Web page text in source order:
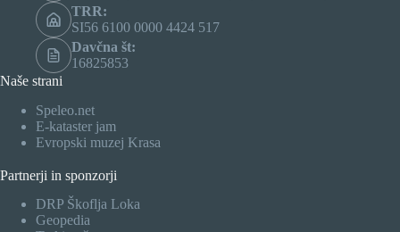
TRR:
SI56 6100 0000 4424 517
Davčna št:
16825853
Naše strani
Speleo.net
E-kataster jam
Evropski muzej Krasa
Partnerji in sponzorji
DRP Škoflja Loka
Geopedia